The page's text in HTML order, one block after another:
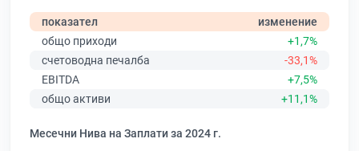
показател
изменение
общо приходи
+1,7%
счетоводна печалба
-33,1%
EBITDA
+7,5%
общо активи
+11,1%
Месечни Нива на Заплати за 2024 г.